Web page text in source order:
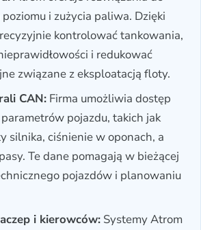
i zużycia paliwa. Dzięki
kontrolować tankowania,
i redukować
związane z eksploatacją floty.
CAN: Firma umożliwia dostęp
pojazdu, takich jak
silnika, ciśnienie w oponach, a
Te dane pomagają w bieżącej
pojazdów i planowaniu
i kierowców: Systemy Atrom